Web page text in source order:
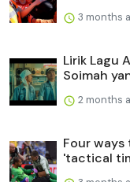
3 months
Lirik Lagu
Soimah
2 months
Four
'tactical